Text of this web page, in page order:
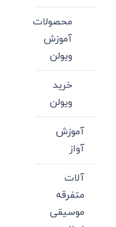
محصولات
آموزش
ویولن
خرید
ویولن
آموزش
آواز
آلات
متفرقه
موسیقی